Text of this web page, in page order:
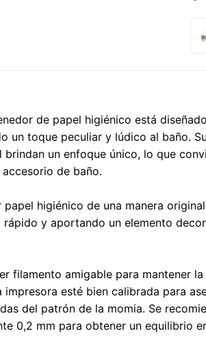
de papel higiénico está
un toque peculiar y lúdico al baño.
un enfoque único, lo que
de baño.
higiénico de una manera
y aportando un elemento
filamento amigable para mantener
esté bien calibrada para
del patrón de la momia. Se
0,2 mm para obtener un equilibrio